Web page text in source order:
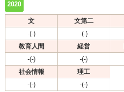
2020
文 文第二
-(-)
-(-)
教育人間
経営
-(-)
-(-)
社会情報
理工
-(-)
-(-)